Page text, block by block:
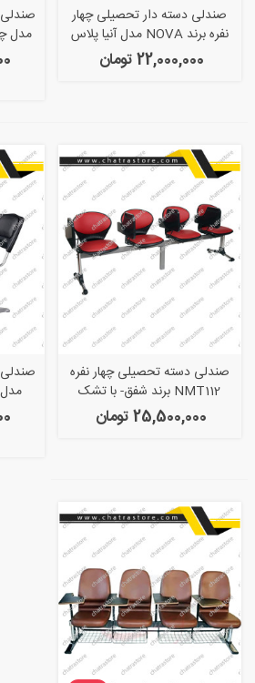
صندلی دسته دار تحصیلی چهار
نفره برند NOVA مدل آنیا پلاس
ورزالیت
22,000,000 تومان
مدل
صندلی دسته تحصیلی چهار نفره
NMT112 برند شفق- با تشک
25,500,000 تومان
مدل